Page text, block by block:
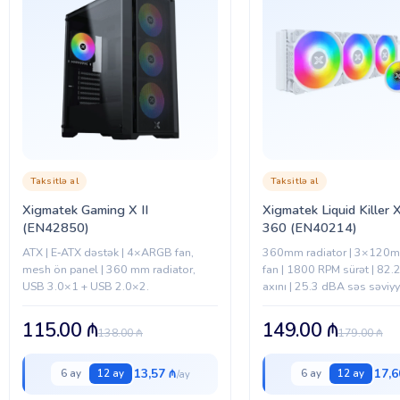
Xigmatek Gaming X II
(EN42850)
Taksitlə al
ATX | E‑ATX dəstək | 4×ARGB fan,
mesh ön panel | 360 mm radiator,
USB 3.0×1 + USB 2.0×2.
138.00₼
115.00 ₼
6 ay 12 ay 13,57 ₼
Xigmatek Liquid Killer
360 (EN40214)
Taksitlə al
360mm radiator |
fan | 1800 RPM sürət |
axını | 25.3 dBA səs
179.00₼
149.00 ₼
6 ay 12 ay